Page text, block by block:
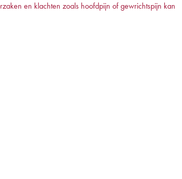
en klachten zoals hoofdpijn of gewrichtspijn kan